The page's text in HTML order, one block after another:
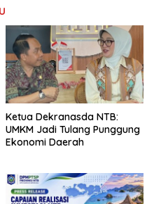
Ketua Dekranasda NTB:
UMKM Jadi Tulang Punggung
Ekonomi Daerah